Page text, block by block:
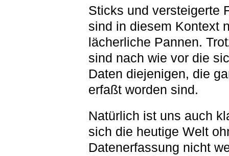
Sticks und versteigerte
sind in diesem Kontext
lächerliche Pannen.
sind nach wie vor die
Daten diejenigen, die
erfaßt worden sind.
Natürlich ist uns auch
sich die heutige Welt
Datenerfassung nicht